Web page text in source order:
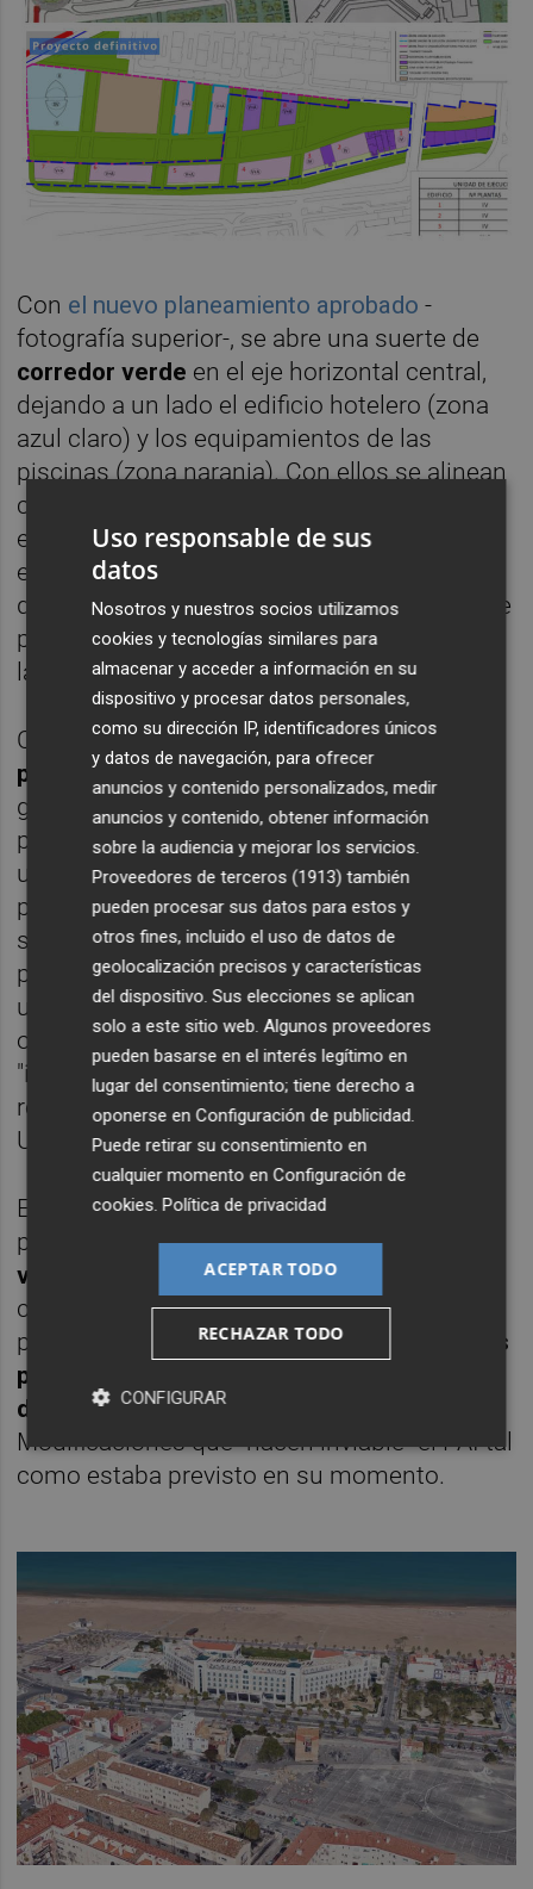
Con el nuevo planeamiento aprobado -
fotografía superior-, se abre una suerte de
corredor verde en el eje horizontal central,
dejando a un lado el edificio hotelero (zona
azul claro) y los equipamientos de las
piscinas (zona naranja). Con ellos se alinean
cuatro edificios residenciales, organizados
en disposición perpendicular al mar para
evitar el efecto pantalla. Y al otro lado,
quedan el resto de viviendas en una hilera de
pastillas, donde se recupera la tipología de
las villas típicas de la zona marítima.
Ciertamente, el Planno cambió los
parámetros esencialesdel sector "para
garantizar el aprovechamiento de los
propietarios" -mantuvo su delimitación, su
uso global residencial y la edificabilidad-,
pero sí rediseñó su ordenación. Por eso, si
se continuara con el PAI tal y como estaba
previsto en 2007, habría que llevar a cabo
una reparcelación que "no coincidiría con la
ordenación" aprobada recientemente e
"impediría su materialización", tal como
reconocen los técnicos de la concejalía de
Urbanismo en su informe.
En ese sentido, destacan los cambios
producidos, comoel nuevo frente de las
villas en Eugenia Viñes, "que supondrá un
cambio a nivel de imagen muy significativo
para la zona"; la
reducción del tamaño de las
piscinas
de viviendasparalelos a esta dotación.
Modificaciones que "hacen inviable" el PAI tal
como estaba previsto en su momento.
Uso responsable de sus
datos
Nosotros y nuestros socios utilizamos
cookies y tecnologías similares para
almacenar y acceder a información en su
dispositivo y procesar datos personales,
como su dirección IP, identificadores únicos
y datos de navegación, para ofrecer
anuncios y contenido personalizados, medir
anuncios y contenido, obtener información
sobre la audiencia y mejorar los servicios.
Proveedores de terceros (1913) también
pueden procesar sus datos para estos y
otros fines, incluido el uso de datos de
geolocalización precisos y características
del dispositivo. Sus elecciones se aplican
solo a este sitio web. Algunos proveedores
pueden basarse en el interés legítimo en
lugar del consentimiento; tiene derecho a
oponerse enConfiguración de publicidad.
Puede retirar su consentimiento en
cualquier momento enConfiguración de
cookies.Política de privacidad
ACEPTAR TODO
RECHAZAR TODO
CONFIGURAR